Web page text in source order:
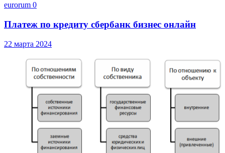
eurorum 0
Платеж по кредиту сбербанк бизнес онлайн
22 марта 2024